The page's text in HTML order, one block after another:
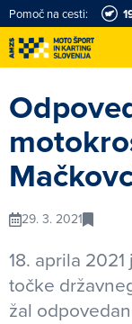
Pomoč na cesti:
29. 3. 2021
18. aprila
točke
žal